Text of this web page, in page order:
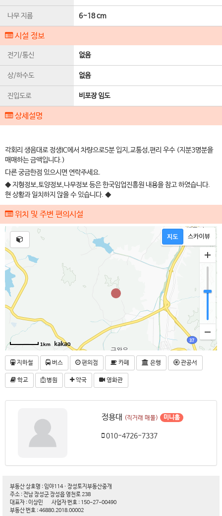
나무 지름 6~18 cm
시설 정보
전기/통신 없음
상/하수도 없음
진입도로 비포장 임도
상세설명
각회리 생음대로 정생IC에서 차량으로5분 입지,교통성,편리 우수 (지분3명분을
매매하는 금액입니다.)
다른 궁금한점 있으시면 연락주세요.
◆ 지형정보,토양정보,나무정보 등은 한국임업진흥원 내용을 참고 하였습니다.
현 상황과 일치하지 않을 수 있습니다. ◆
위치 및 주변 편의시설
1km
지하철 버스 편의점 카페 은행 관공서
학교 병원 약국 영화관
정용대 (직거래 매물) 미니홈
010-4726-7337
부동산 상호명 : 임야114 · 장성토지부동산중개
주소 : 전남 장성군 장성읍 영천로 238
대표자 : 이상민
사업자 번호 : 150-27-00490
부동산 번호 : 46880.2018.00002